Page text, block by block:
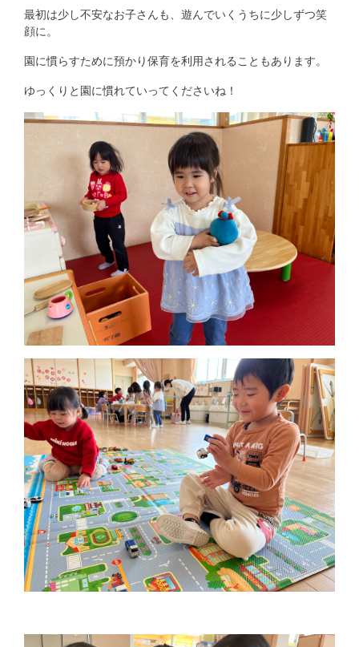
最初は少し不安なお子さんも、遊んでいくうちに少しずつ笑
顔に。
園に慣らすために預かり保育を利用されることもあります。
ゆっくりと園に慣れていってくださいね！